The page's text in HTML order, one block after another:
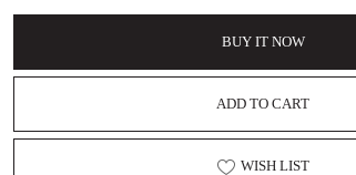
BUY IT NOW
ADD TO CART
WISH LIST